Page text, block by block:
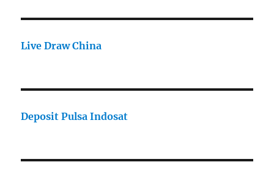
Live Draw China
Deposit Pulsa Indosat